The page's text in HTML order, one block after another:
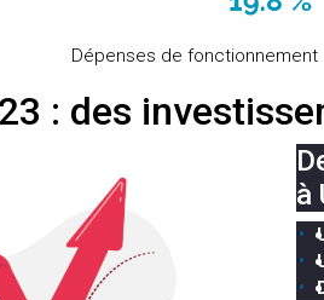
Dépenses de fonctionnement
: des
à